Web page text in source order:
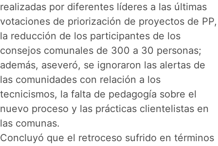
realizadas por diferentes líderes a las últimas
votaciones de priorización de proyectos de PP,
la reducción de los participantes de los
consejos comunales de 300 a 30 personas;
además, aseveró, se ignoraron las alertas de
las comunidades con relación a los
tecnicismos, la falta de pedagogía sobre el
nuevo proceso y las prácticas clientelistas en
las comunas.
Concluyó que el retroceso sufrido en términos